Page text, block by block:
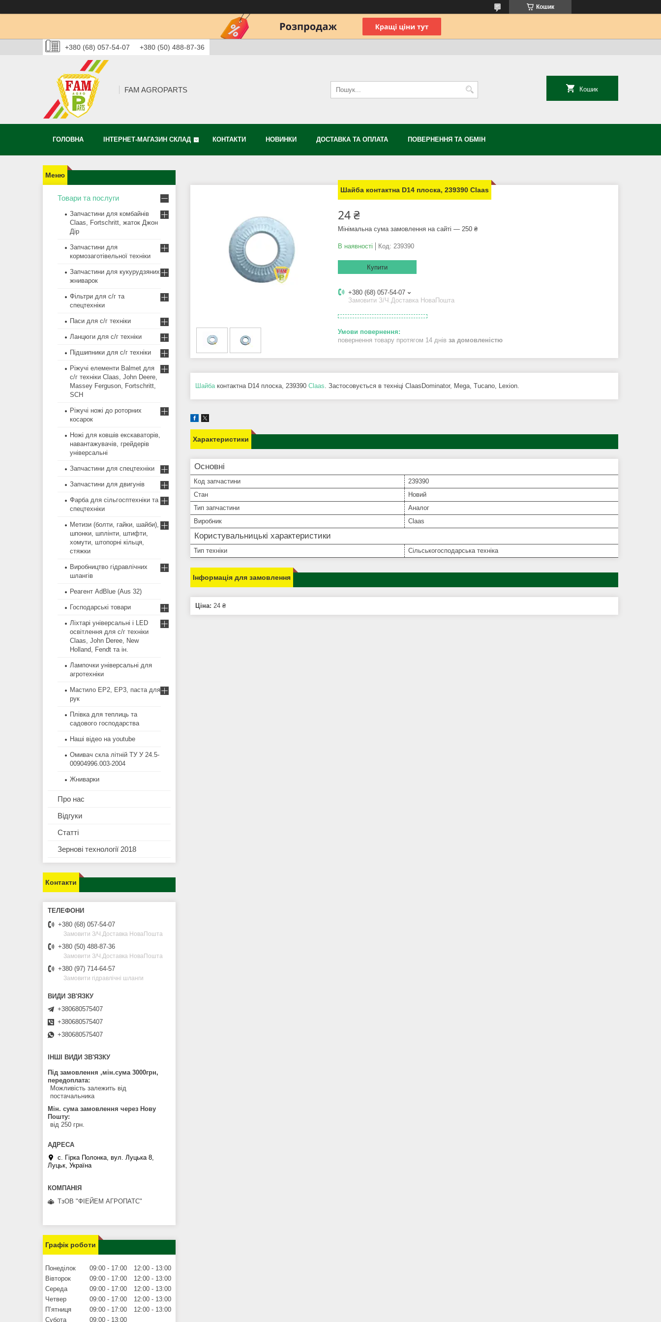
Кошик
+380 (68) 057-54-07 +380 (50) 488-87-36
FAM AGROPARTS Кошик
ГОЛОВНА ІНТЕРНЕТ-МАГАЗИН СКЛАД КОНТАКТИ НОВИНКИ ДОСТАВКА ТА ОПЛАТА ПОВЕРНЕННЯ ТА ОБМІН
Шайба контактна D14 плоска, 239390 Claas
24 ₴
Мінімальна сума замовлення на сайті — 250 ₴
В наявності Код: 239390
Купити
+380 (68) 057-54-07
Замовити З/Ч.Доставка НоваПошта
повернення товару протягом 14 днів за домовленістю
Шайбаконтактна D14 плоска, 239390 Claas. Застосовується в техніці ClaasDominator, Mega, Tucano, Lexion.
Характеристики
Основні
Код запчастини
239390
Стан
Новий
Тип запчастини
Аналог
Виробник
Claas
Користувальницькі характеристики
Тип техніки Сільськогосподарська техніка
Інформація для замовлення
Ціна: 24 ₴
Товари та послуги
Запчастини для комбайнів
Claas, Fortschritt, жаток Джон
Дір
Запчастини для
кормозаготівельної техніки
Запчастини для кукурудзяних
жниварок
Фільтри для с/г та
спецтехніки
Паси для с/г техніки
Ланцюги для с/г техніки
Підшипники для с/г техніки
Ріжучі елементи Balmet для
с/г техніки Claas, John Deere,
Massey Ferguson, Fortschritt,
SCH
Ріжучі ножі до роторних
косарок
Ножі для ковшів екскаваторів,
навантажувачів, грейдерів
універсальні
Запчастини для спецтехніки
Запчастини для двигунів
Фарба для сільгосптехніки та
спецтехніки
Метизи (болти, гайки, шайби),
шпонки, шплінти, штифти,
хомути, штопорні кільця,
стяжки
Виробництво гідравлічних
шлангів
Реагент AdBlue (Aus 32)
Господарські товари
Ліхтарі універсальні і LED
освітлення для с/г техніки
Claas, John Deree, New
Holland, Fendt та ін.
Лампочки універсальні для
агротехніки
Мастило EP2, EP3, паста для
рук
Плівка для теплиць та
садового господарства
Наші відео на youtube
Омивач скла літній ТУ У 24.5-
00904996.003-2004
Жниварки
Про нас
Відгуки
Статті
Зернові технології 2018
Контакти
+380 (68) 057-54-07
Замовити З/Ч.Доставка НоваПошта
+380 (50) 488-87-36
Замовити З/Ч.Доставка НоваПошта
+380 (97) 714-64-57
Замовити гідравлічні шланги
+380680575407
+380680575407
+380680575407
ІНШІ ВИДИ ЗВ'ЯЗКУ
Під замовлення ,мін.сума 3000грн,
передоплата
Можливість залежить від
постачальника
Мін. сума замовлення через Нову
Пошту
від 250 грн.
с. Гірка Полонка, вул. Луцька 8,
Луцьк, Україна
ТзОВ "ФІЕЙЕМ АГРОПАТС"
Графік роботи
Понеділок 09:00 17:00 12:00
13:00
Вівторок
09:00 17:00 12:00
13:00
Середа
09:00 17:00 12:00
13:00
Четвер
09:00 17:00 12:00
13:00
Пʼятниця
09:00 17:00 12:00
13:00
Субота
09:00 13:00